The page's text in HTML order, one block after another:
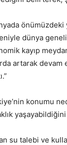
önümüzdeki
dünya
kayıp
artarak devam
konumu
su talebi ve